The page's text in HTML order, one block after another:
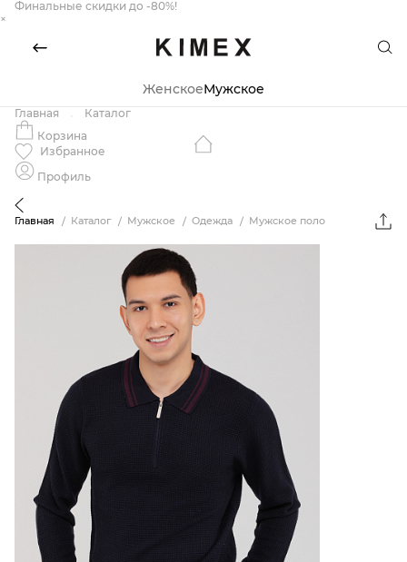
Финальные скидки до -80%!
×
ЖенскоеМужское
Главная
Каталог
Корзина
Избранное
Профиль
Главная Каталог Мужское Одежда Мужское поло